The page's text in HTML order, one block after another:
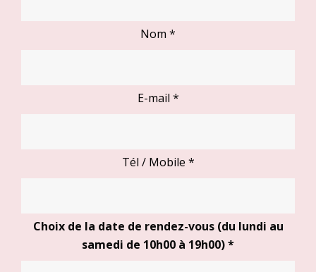
Nom *
E-mail *
Tél / Mobile *
Choix de la date de rendez-vous (du lundi au
samedi de 10h00 à 19h00)*